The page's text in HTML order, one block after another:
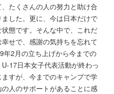
たくさんの人の努力と助け合
した。更に、今は日本だけで
態です。そんな中で、これだ
せで、感謝の気持ちを忘れて
年2月の立ち上げから今までの
17日本女子代表活動が終わっ
すが、今までのキャンプで学
人のサポートがあることに感